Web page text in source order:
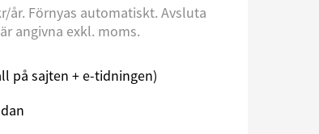
år. Förnyas automatiskt. Avsluta
angivna exkl. moms.
på sajten + e-tidningen)